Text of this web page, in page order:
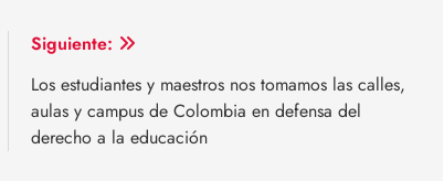
Siguiente:
Los estudiantes y maestros nos tomamos las calles,
aulas y campus de Colombia en defensa del
derecho a la educación